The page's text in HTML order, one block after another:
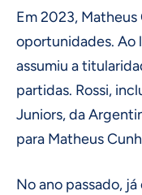
Em 2023,
oportunidades. Ao
assumiu a
partidas. Rossi,
Juniors, da
para Matheus
No ano passado,